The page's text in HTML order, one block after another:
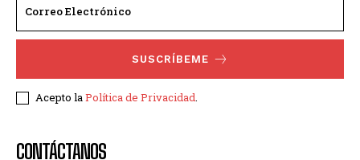
SUSCRÍBEME
Acepto laPolítica de Privacidad.
CONTÁCTANOS